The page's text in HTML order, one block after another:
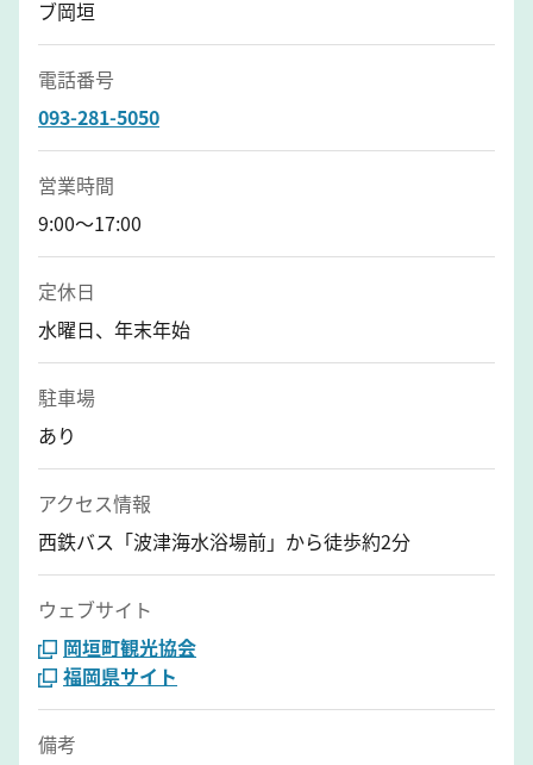
ブ岡垣
電話番号
093-281-5050
営業時間
9:00～17:00
定休日
水曜日、年末年始
駐車場
あり
アクセス情報
西鉄バス「波津海水浴場前」から徒歩約2分
ウェブサイト
岡垣町観光協会
福岡県サイト
備考